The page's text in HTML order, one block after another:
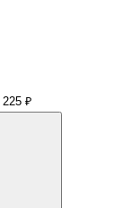
225 ₽